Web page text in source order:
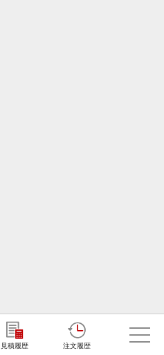
見積履歴 注文履歴